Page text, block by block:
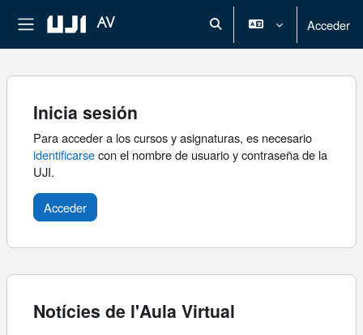
Panel lateral
AV Selector de búsqueda de
Acceder
Inicia sesión
Para acceder a los cursos y asignaturas, es necesario
identificarsecon el nombre de usuario y contraseña de la
UJI.
Notícies de l'Aula Virtual